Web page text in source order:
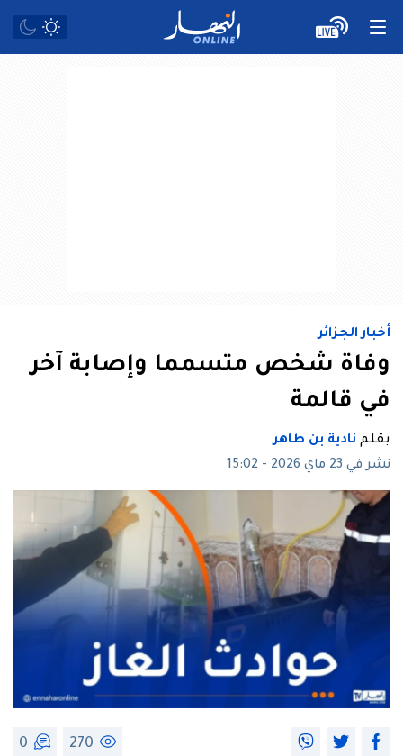
أخبار الجزائر
وفاة شخص متسمما وإصابة آخر
في قالمة
بقلم نادية بن طاهر
نشر في 23 ماي 2026 - 15:02
270
0